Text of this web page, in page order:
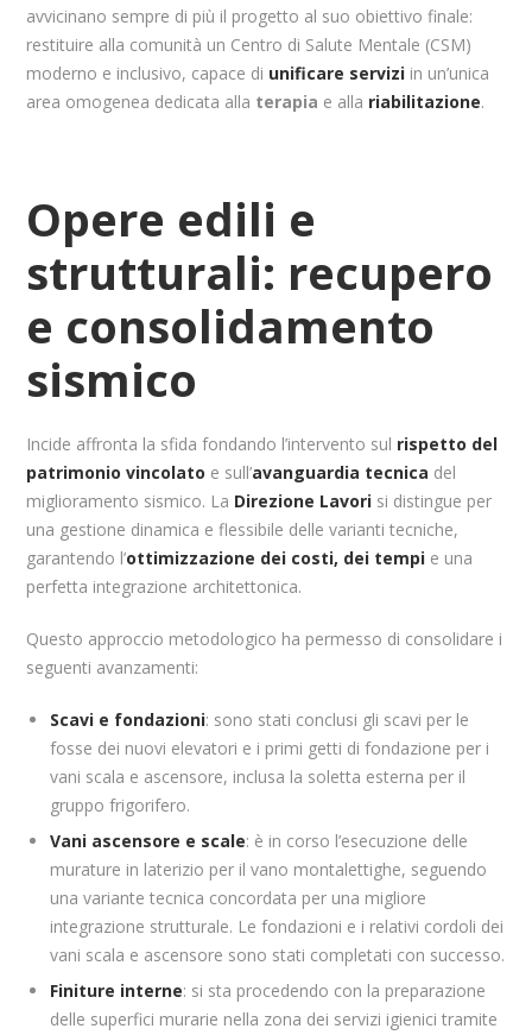
avvicinano sempre di più il progetto al suo obiettivo finale:
restituire alla comunità un Centro di Salute Mentale (CSM)
moderno e inclusivo, capace di unificare servizi in un’unica
area omogenea dedicata alla terapia e alla riabilitazione.
Opere edili e
strutturali: recupero
e consolidamento
sismico
Incide affronta la sfida fondando l’intervento sul rispetto del
patrimonio vincolato e sull’avanguardia tecnica del
miglioramento sismico. La Direzione Lavori si distingue per
una gestione dinamica e flessibile delle varianti tecniche,
garantendo l’ottimizzazione dei costi, dei tempi e una
perfetta integrazione architettonica.
Questo approccio metodologico ha permesso di consolidare i
seguenti avanzamenti:
Scavi e fondazioni: sono stati conclusi gli scavi per le
fosse dei nuovi elevatori e i primi getti di fondazione per i
vani scala e ascensore, inclusa la soletta esterna per il
gruppo frigorifero.
Vani ascensore e scale: è in corso l’esecuzione delle
murature in laterizio per il vano montalettighe, seguendo
una variante tecnica concordata per una migliore
integrazione strutturale. Le fondazioni e i relativi cordoli dei
vani scala e ascensore sono stati completati con successo.
Finiture interne: si sta procedendo con la preparazione
delle superfici murarie nella zona dei servizi igienici tramite